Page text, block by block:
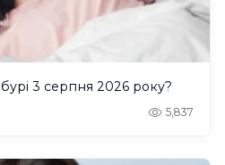
бурі 3 серпня 2026 року?
5,837